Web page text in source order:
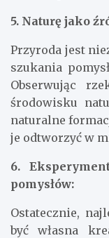
5. Naturę jako
Przyroda jest
szukania
Obserwując
środowisku
naturalne
je odtworzyć w
6.
pomysłów:
Ostatecznie,
być własna